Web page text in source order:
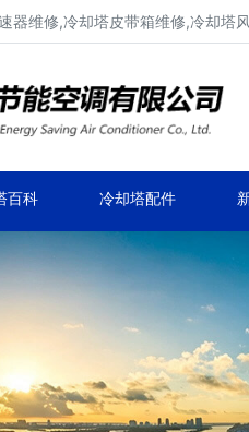
器维修,冷却塔皮带箱维修,冷却塔
百科 冷却塔配件